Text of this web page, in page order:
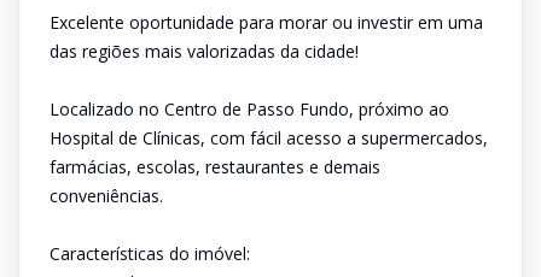
Excelente oportunidade para morar ou investir em uma
das regiões mais valorizadas da cidade!
Localizado no Centro de Passo Fundo, próximo ao
Hospital de Clínicas, com fácil acesso a supermercados,
farmácias, escolas, restaurantes e demais
conveniências.
Características do imóvel: